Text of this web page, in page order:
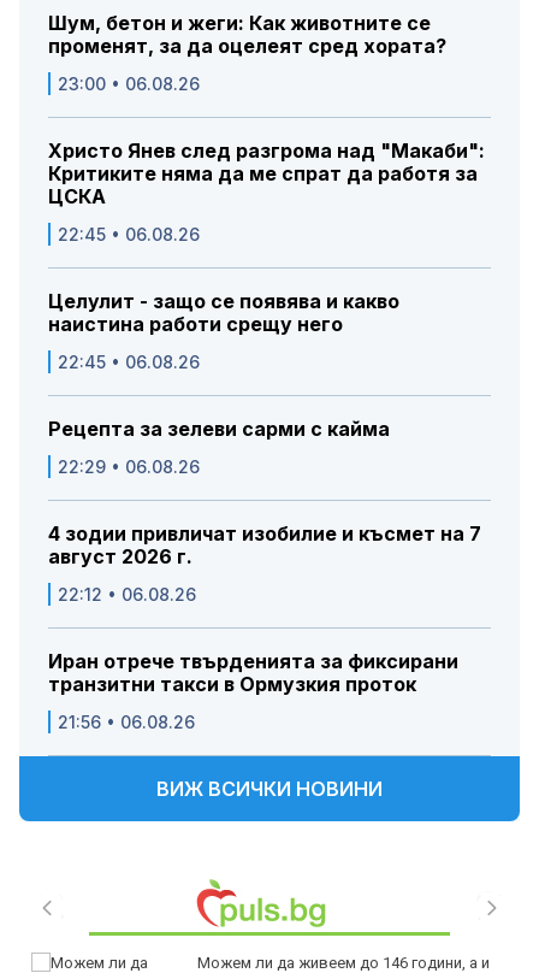
Шум, бетон и жеги: Как животните се
променят, за да оцелеят сред хората?
23:00 • 06.08.26
Христо Янев след разгрома над "Макаби":
Критиките няма да ме спрат да работя за
ЦСКА
22:45 • 06.08.26
Целулит - защо се появява и какво
наистина работи срещу него
22:45 • 06.08.26
Рецепта за зелеви сарми с кайма
22:29 • 06.08.26
4 зодии привличат изобилие и късмет на 7
август 2026 г.
22:12 • 06.08.26
Иран отрече твърденията за фиксирани
транзитни такси в Ормузкия проток
21:56 • 06.08.26
ВИЖ ВСИЧКИ НОВИНИ
Можем ли да живеем до 146 години, а и